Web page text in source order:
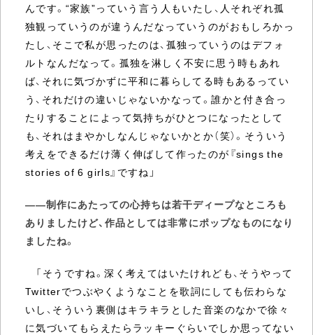
んです。“家族”っていう言う人もいたし、人それぞれ孤
独観っていうのが違うんだなっていうのがおもしろかっ
たし、そこで私が思ったのは、孤独っていうのはデフォ
ルトなんだなって。孤独を淋しく不安に思う時もあれ
ば、それに気づかずに平和に暮らしてる時もあるってい
う、それだけの違いじゃないかなって。誰かと付き合っ
たりすることによって気持ちがひとつになったとして
も、それはまやかしなんじゃないかとか（笑）。そういう
考えをできるだけ薄く伸ばして作ったのが『sings the
stories of 6 girls』ですね」
――制作にあたっての心持ちは若干ディープなところも
ありましたけど、作品としては非常にポップなものになり
ましたね。
「そうですね。深く考えてはいたけれども、そうやって
Twitterでつぶやくようなことを歌詞にしても伝わらな
いし、そういう裏側はキラキラとした音楽のなかで徐々
に気づいてもらえたらラッキーぐらいでしか思ってない